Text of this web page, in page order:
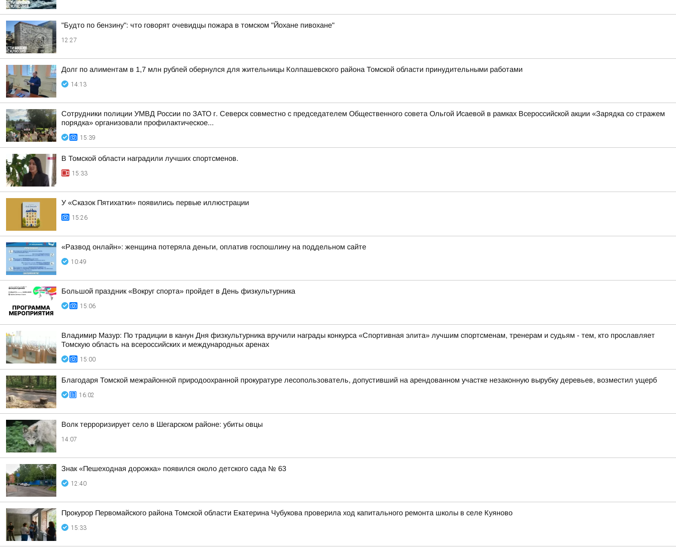
"Будто по бензину": что говорят очевидцы пожара в томском "Йохане пивохане"
12:27
Долг по алиментам в 1,7 млн рублей обернулся для жительницы Колпашевского района Томской области принудительными работами
14:13
Сотрудники полиции УМВД России по ЗАТО г. Северск совместно с председателем Общественного совета Ольгой Исаевой в рамках Всероссийской акции «Зарядка со стражем
порядка» организовали профилактическое...
15:39
В Томской области наградили лучших спортсменов.
15:33
У «Сказок Пятихатки» появились первые иллюстрации
15:26
«Развод онлайн»: женщина потеряла деньги, оплатив госпошлину на поддельном сайте
10:49
Большой праздник «Вокруг спорта» пройдет в День физкультурника
15:06
Владимир Мазур: По традиции в канун Дня физкультурника вручили награды конкурса «Спортивная элита» лучшим спортсменам, тренерам и судьям - тем, кто прославляет
Томскую область на всероссийских и международных аренах
15:00
Благодаря Томской межрайонной природоохранной прокуратуре лесопользователь, допустивший на арендованном участке незаконную вырубку деревьев, возместил ущерб
16:02
Волк терроризирует село в Шегарском районе: убиты овцы
14:07
Знак «Пешеходная дорожка» появился около детского сада № 63
12:40
Прокурор Первомайского района Томской области Екатерина Чубукова проверила ход капитального ремонта школы в селе Куяново
15:33